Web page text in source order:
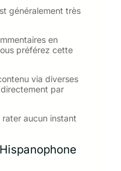
généralement très
en
préférez cette
via diverses
par
rater aucun instant